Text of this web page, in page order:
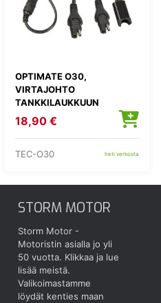
OPTIMATE O30,
VIRTAJOHTO
TANKKILAUKKUUN
18,90 €
TEC-O30 heti verkosta
STORM MOTOR
Storm Motor -
Motoristin asialla jo yli
50 vuotta. Klikkaa ja lue
lisää meistä.
Valikoimastamme
löydät kenties maan